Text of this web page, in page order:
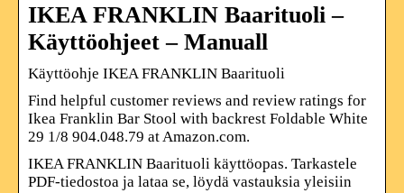
IKEA FRANKLIN Baarituoli –
Käyttöohjeet – Manuall
Käyttöohje IKEA FRANKLIN Baarituoli
Find helpful customer reviews and review ratings for
Ikea Franklin Bar Stool with backrest Foldable White
29 1/8 904.048.79 at Amazon.com.
IKEA FRANKLIN Baarituoli käyttöopas. Tarkastele
PDF-tiedostoa ja lataa se, löydä vastauksia yleisiin